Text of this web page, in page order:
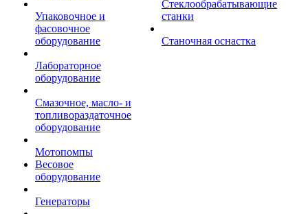
Упаковочное и
фасовочное
оборудование
Лабораторное
оборудование
Смазочное, масло- и
топливораздаточное
оборудование
Мотопомпы
Весовое
оборудование
Генераторы
Стеклообрабатывающие
станки
Станочная оснастка